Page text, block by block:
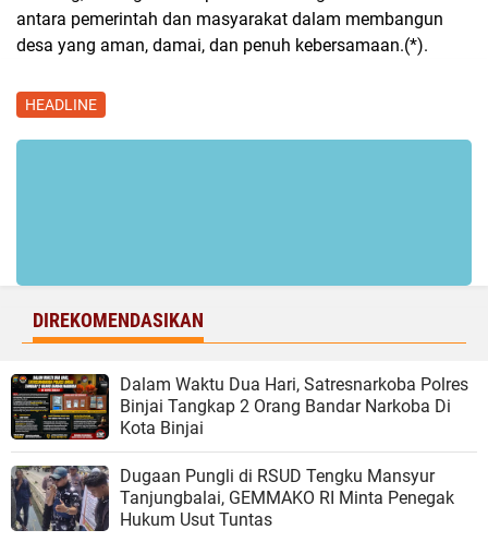
antara pemerintah dan masyarakat dalam membangun
desa yang aman, damai, dan penuh kebersamaan.(*).
HEADLINE
DIREKOMENDASIKAN
Dalam Waktu Dua Hari, Satresnarkoba Polres
Binjai Tangkap 2 Orang Bandar Narkoba Di
Kota Binjai
Dugaan Pungli di RSUD Tengku Mansyur
Tanjungbalai, GEMMAKO RI Minta Penegak
Hukum Usut Tuntas